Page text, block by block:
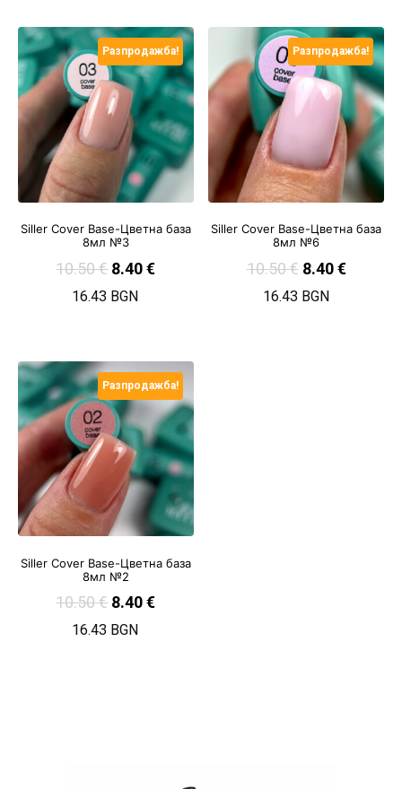
Разпродажба!
Siller Cover Base-Цветна база
8мл №3
10.50€ 8.40€
16.43 BGN
Разпродажба!
Siller Cover Base-Цветна база
8мл №6
10.50€ 8.40€
16.43 BGN
Разпродажба!
Siller Cover Base-Цветна база
8мл №2
10.50€ 8.40€
16.43 BGN